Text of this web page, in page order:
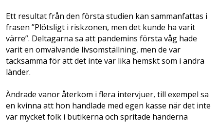
Ett resultat från den första studien kan sammanfattas i
frasen ”Plötsligt i riskzonen, men det kunde ha varit
värre”. Deltagarna sa att pandemins första våg hade
varit en omvälvande livsomställning, men de var
tacksamma för att det inte var lika hemskt som i andra
länder.
Ändrade vanor återkom i flera intervjuer, till exempel sa
en kvinna att hon handlade med egen kasse när det inte
var mycket folk i butikerna och spritade händerna